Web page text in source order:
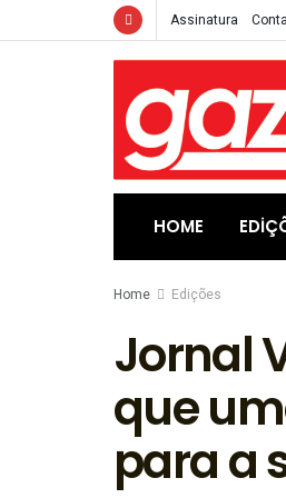
Assinatura
HOME
Home Edições
Jornal
que
para a